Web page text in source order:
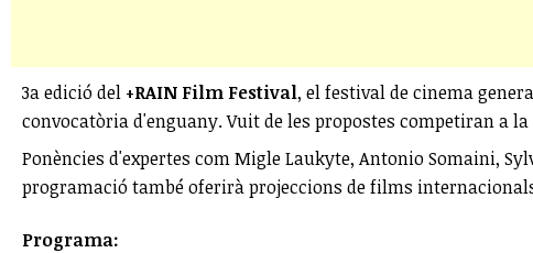
3a edició del +RAIN Film Festival, el festival de cinema
convocatòria d'enguany. Vuit de les propostes competiran a la
Ponències d'expertes com Migle Laukyte, Antonio Somaini,
programació també oferirà projeccions de films
Programa: